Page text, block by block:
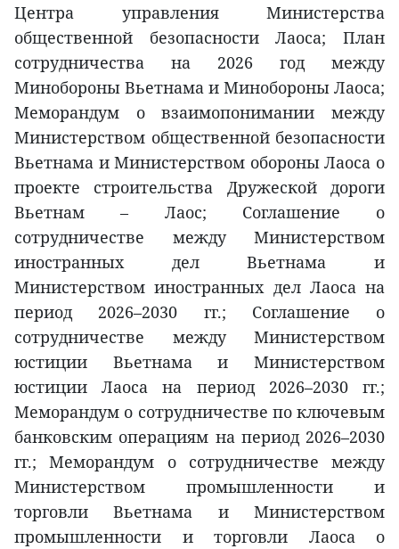
Центра управления Министерства
общественной безопасности Лаоса; План
сотрудничества на 2026 год между
Минобороны Вьетнама и Минобороны Лаоса;
Меморандум о взаимопонимании между
Министерством общественной безопасности
Вьетнама и Министерством обороны Лаоса о
проекте строительства Дружеской дороги
Вьетнам – Лаос; Соглашение о
сотрудничестве между Министерством
иностранных дел Вьетнама и
Министерством иностранных дел Лаоса на
период 2026–2030 гг.; Соглашение о
сотрудничестве между Министерством
юстиции Вьетнама и Министерством
юстиции Лаоса на период 2026–2030 гг.;
Меморандум о сотрудничестве по ключевым
банковским операциям на период 2026–2030
гг.; Меморандум о сотрудничестве между
Министерством промышленности и
торговли Вьетнама и Министерством
промышленности и торговли Лаоса о